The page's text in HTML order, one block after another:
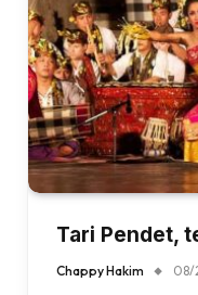
Tari Pendet,
Chappy Hakim 08/